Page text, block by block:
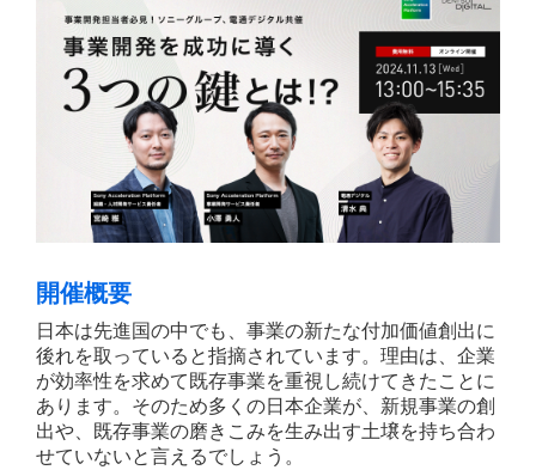
開催概要
日本は先進国の中でも、事業の新たな付加価値創出に
後れを取っていると指摘されています。理由は、企業
が効率性を求めて既存事業を重視し続けてきたことに
あります。そのため多くの日本企業が、新規事業の創
出や、既存事業の磨きこみを生み出す土壌を持ち合わ
せていないと言えるでしょう。